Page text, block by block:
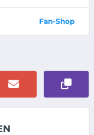
Fan-Shop